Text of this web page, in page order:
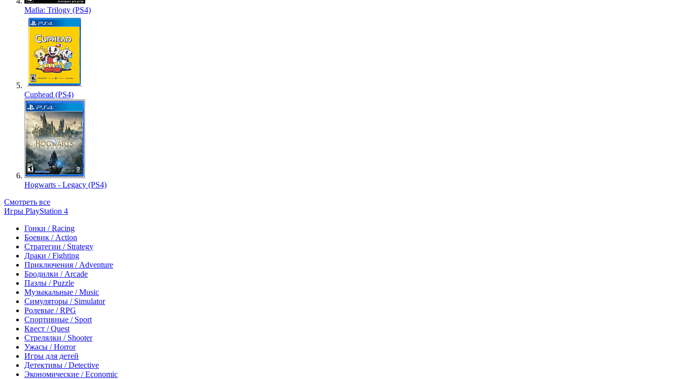
Mafia: Trilogy (PS4)
Cuphead (PS4)
Hogwarts - Legacy (PS4)
Смотреть все
Игры PlayStation 4
Гонки / Racing
Боевик / Action
Стратегии / Strategy
Драки / Fighting
Приключения / Adventure
Бродилки / Arcade
Пазлы / Puzzle
Музыкальные / Music
Симуляторы / Simulator
Ролевые / RPG
Спортивные / Sport
Квест / Quest
Стрелялки / Shooter
Ужасы / Horror
Игры для детей
Детективы / Detective
Экономические / Economic